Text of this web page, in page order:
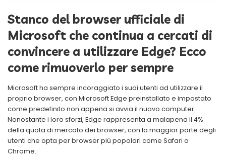
Stanco del browser ufficiale di
Microsoft che continua a cercati di
convincere a utilizzare Edge? Ecco
come rimuoverlo per sempre
Microsoft ha sempre incoraggiato i suoi utenti ad utilizzare il
proprio browser, con Microsoft Edge preinstallato e impostato
come predefinito non appena si avvia il nuovo computer.
Nonostante i loro sforzi, Edge rappresenta a malapena il 4%
della quota di mercato dei browser, con la maggior parte degli
utenti che opta per browser più popolari come Safari o
Chrome.